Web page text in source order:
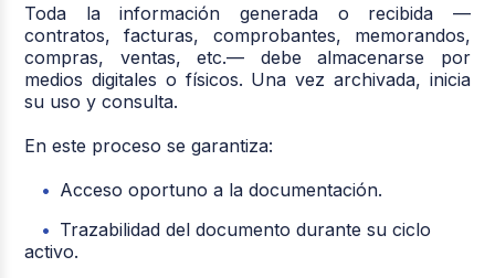
Toda la información generada o recibida —
contratos, facturas, comprobantes, memorandos,
compras, ventas, etc.— debe almacenarse por
medios digitales o físicos. Una vez archivada, inicia
su uso y consulta.
En este proceso se garantiza:
Acceso oportuno a la documentación.
Trazabilidad del documento durante su ciclo
activo.